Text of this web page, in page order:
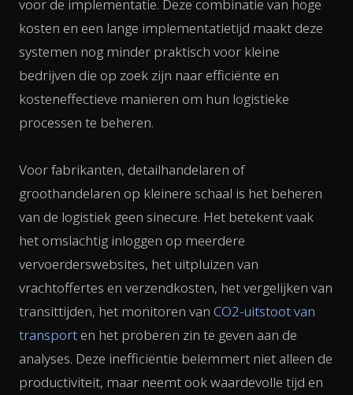
voor de implementatie. Deze combinatie van hoge
kosten en een lange implementatietijd maakt deze
systemen nog minder praktisch voor kleine
bedrijven die op zoek zijn naar efficiënte en
kosteneffectieve manieren om hun logistieke
processen te beheren.
Voor fabrikanten, detailhandelaren of
groothandelaren op kleinere schaal is het beheren
van de logistiek geen sinecure. Het betekent vaak
het omslachtig inloggen op meerdere
vervoerderswebsites, het uitpluizen van
vrachtoffertes en verzendkosten, het vergelijken van
transittijden, het monitoren van CO2-uitstoot van
transport en het proberen zin te geven aan de
analyses. Deze inefficiëntie belemmert niet alleen de
productiviteit, maar neemt ook waardevolle tijd en